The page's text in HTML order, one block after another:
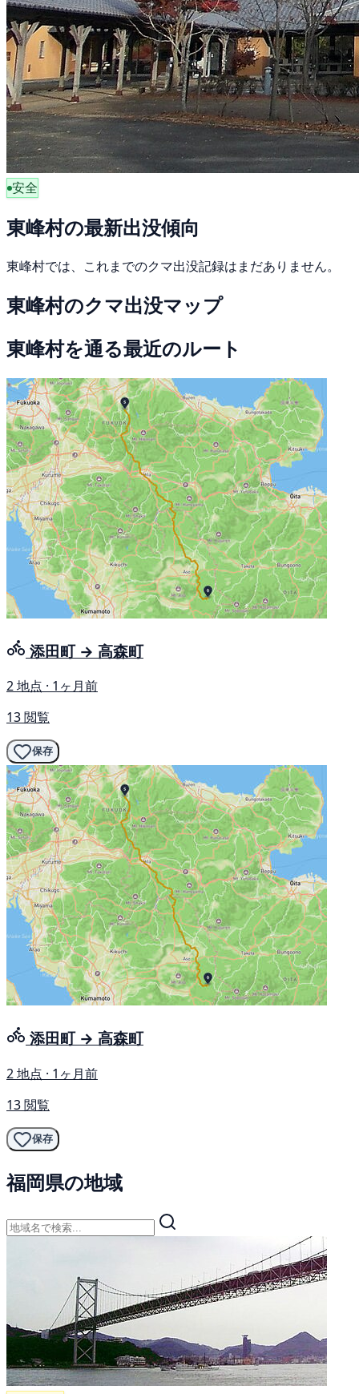
安全
東峰村の最新出没傾向
東峰村では、これまでのクマ出没記録はまだありません。
東峰村のクマ出没マップ
東峰村を通る最近のルート
添田町 → 高森町
2 地点 · 1ヶ月前
13 閲覧
保存
添田町 → 高森町
2 地点 · 1ヶ月前
13 閲覧
保存
福岡県の地域